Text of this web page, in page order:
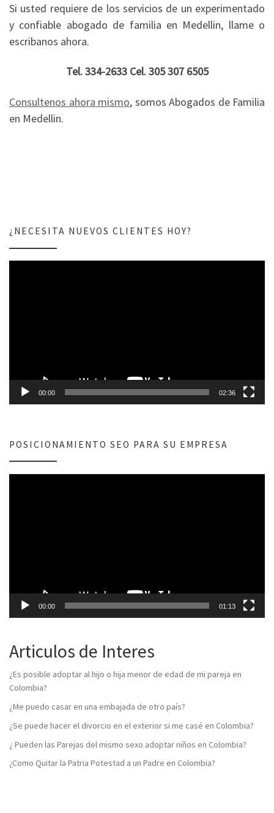
Si usted requiere de los servicios de un experimentado
y confiable abogado de familia en Medellin, llame o
escribanos ahora.
Tel. 334-2633 Cel. 305 307 6505
Consultenos ahora mismo, somos Abogados de Familia
en Medellin.
¿NECESITA NUEVOS CLIENTES HOY?
00:00 02:36
POSICIONAMIENTO SEO PARA SU EMPRESA
00:00 01:13
Articulos de Interes
¿Es posible adoptar al hijo o hija menor de edad de mi pareja en
Colombia?
¿Me puedo casar en una embajada de otro país?
¿Se puede hacer el divorcio en el exterior si me casé en Colombia?
¿ Pueden las Parejas del mismo sexo adoptar niños en Colombia?
¿Como Quitar la Patria Potestad a un Padre en Colombia?